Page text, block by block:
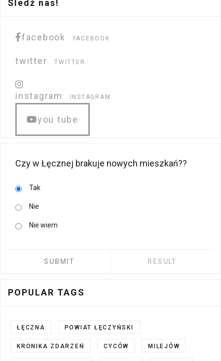
Śledź nas!
facebook FACEBOOK
twitter TWITTER
instagram INSTAGRAM
you tube
Czy w Łęcznej brakuje nowych mieszkań??
Tak
Nie
Nie wiem
POPULAR TAGS
ŁĘCZNA POWIAT ŁĘCZYŃSKI
KRONIKA ZDARZEŃ CYCÓW MILEJÓW